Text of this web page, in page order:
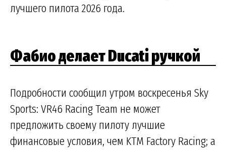
лучшего пилота 2026 года.
Фабио делает Ducati ручкой
Подробности сообщил утром воскресенья Sky
Sports: VR46 Racing Team не может
предложить своему пилоту лучшие
финансовые условия, чем KTM Factory Racing; а